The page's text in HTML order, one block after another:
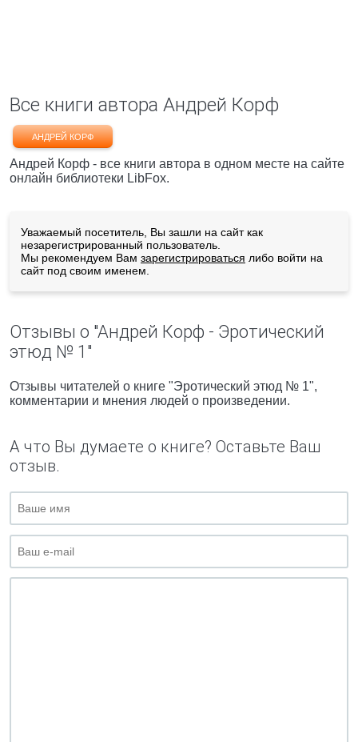
Все книги автора Андрей Корф
АНДРЕЙ КОРФ
Андрей Корф - все книги автора в одном месте на сайте
онлайн библиотеки LibFox.
Уважаемый посетитель, Вы зашли на сайт как
незарегистрированный пользователь.
Мы рекомендуем Вам зарегистрироваться либо войти на
сайт под своим именем.
Отзывы о "Андрей Корф - Эротический
этюд № 1"
Отзывы читателей о книге "Эротический этюд № 1",
комментарии и мнения людей о произведении.
А что Вы думаете о книге? Оставьте Ваш
отзыв.